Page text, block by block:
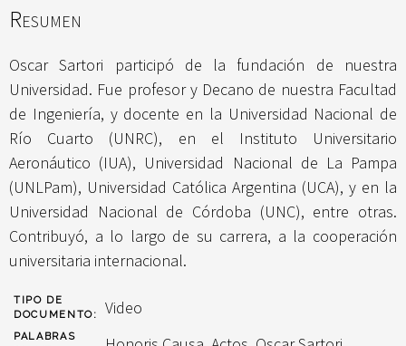
Resumen
Oscar Sartori participó de la fundación de nuestra
Universidad. Fue profesor y Decano de nuestra Facultad
de Ingeniería, y docente en la Universidad Nacional de
Río Cuarto (UNRC), en el Instituto Universitario
Aeronáutico (IUA), Universidad Nacional de La Pampa
(UNLPam), Universidad Católica Argentina (UCA), y en la
Universidad Nacional de Córdoba (UNC), entre otras.
Contribuyó, a lo largo de su carrera, a la cooperación
universitaria internacional.
TIPO DE
DOCUMENTO:
Video
PALABRAS